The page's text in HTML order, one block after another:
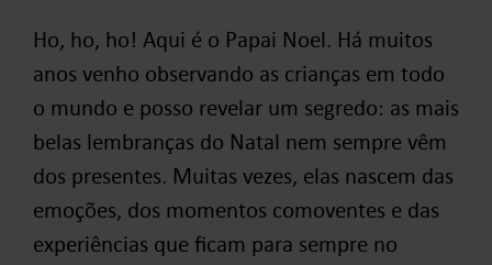
Ho, ho, ho! Aqui é o Papai Noel. Há muitos
anos venho observando as crianças em todo
o mundo e posso revelar um segredo: as mais
belas lembranças do Natal nem sempre vêm
dos presentes. Muitas vezes, elas nascem das
emoções, dos momentos comoventes e das
experiências que ficam para sempre no